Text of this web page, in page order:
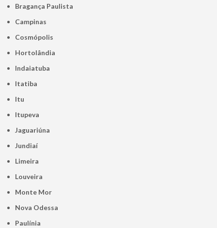
Bragança Paulista
Campinas
Cosmópolis
Hortolândia
Indaiatuba
Itatiba
Itu
Itupeva
Jaguariúna
Jundiaí
Limeira
Louveira
Monte Mor
Nova Odessa
Paulínia